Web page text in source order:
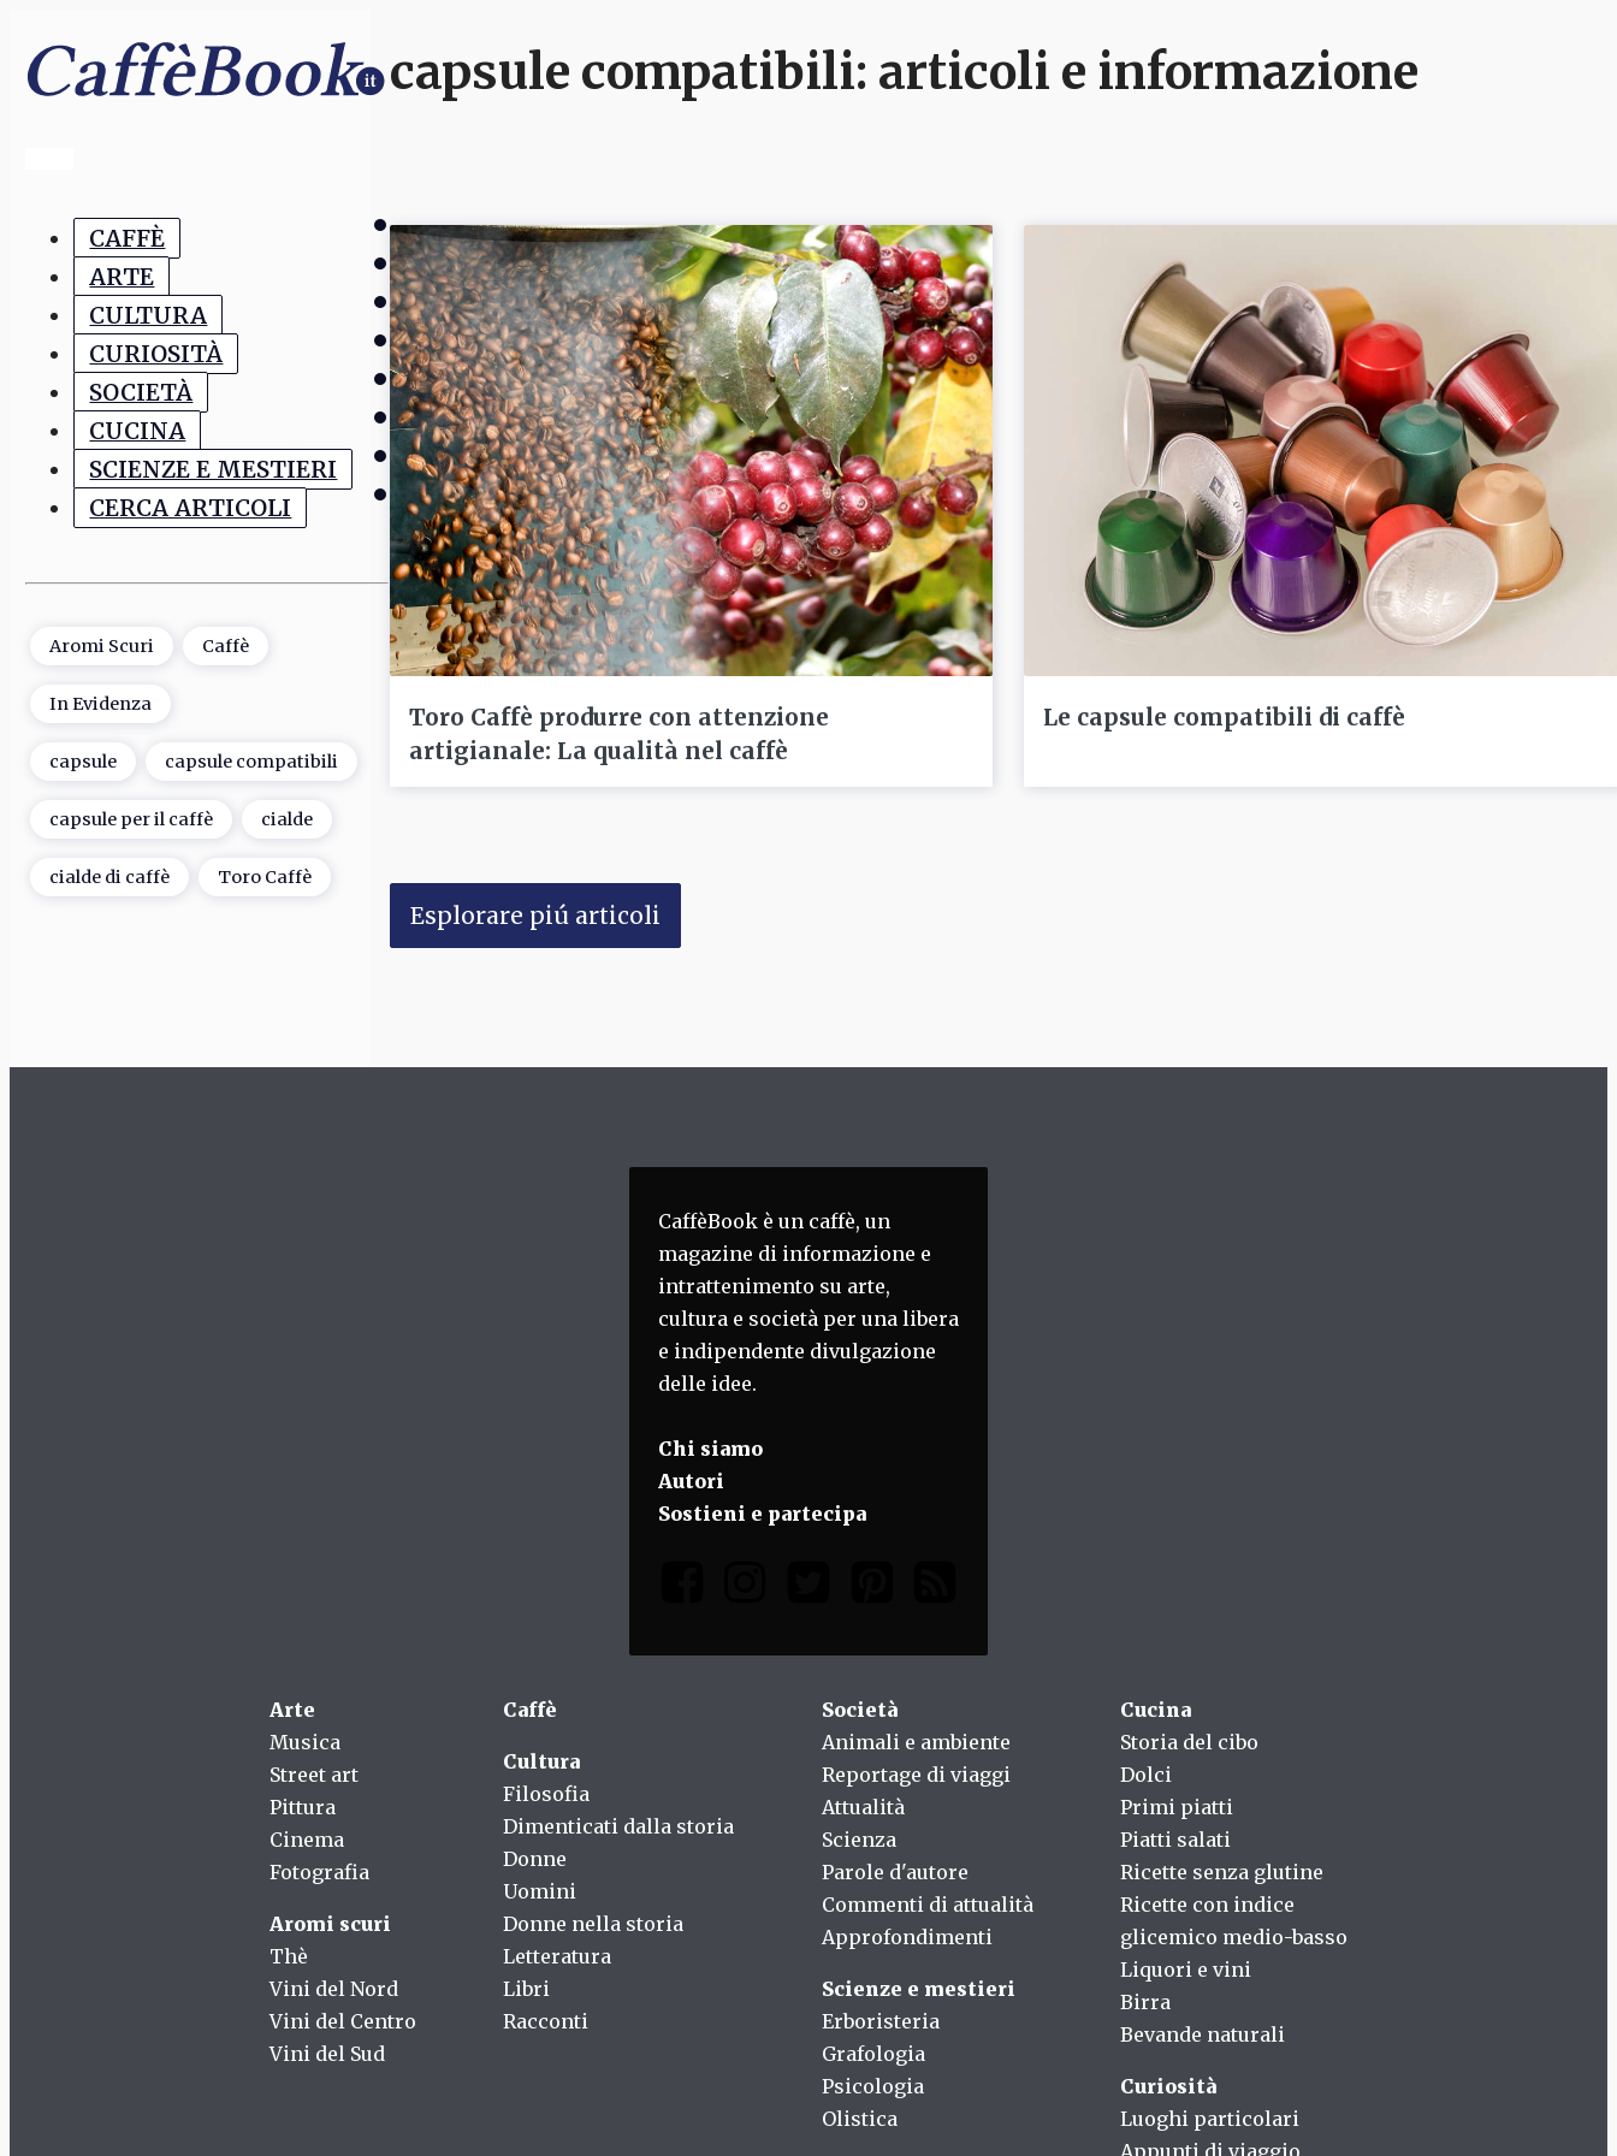
CAFFÈ
ARTE
CULTURA
CURIOSITÀ
SOCIETÀ
CUCINA
SCIENZE E MESTIERI
CERCA ARTICOLI
Aromi Scuri Caffè
In Evidenza
capsule capsule compatibili
capsule per il caffè cialde
cialde di caffè Toro Caffè
capsule compatibili: articoli e informazione
Toro Caffè produrre con attenzione
artigianale: La qualità nel caffè
Le capsule compatibili di caffè
Esplorare piú articoli
CaffèBook è un caffè, un
magazine di informazione e
intrattenimento su arte,
cultura e società per una libera
e indipendente divulgazione
delle idee.
Chi siamo
Autori
Sostieni e partecipa
Arte
Musica
Street art
Pittura
Cinema
Fotografia
Aromi scuri
Thè
Vini del Nord
Vini del Centro
Vini del Sud
Caffè
Cultura
Filosofia
Dimenticati dalla storia
Donne
Uomini
Donne nella storia
Letteratura
Libri
Racconti
Società
Animali e ambiente
Reportage di viaggi
Attualità
Scienza
Parole d'autore
Commenti di attualità
Approfondimenti
Scienze e mestieri
Erboristeria
Grafologia
Psicologia
Olistica
Cucina
Storia del cibo
Dolci
Primi piatti
Piatti salati
Ricette senza glutine
Ricette con indice
glicemico medio-basso
Liquori e vini
Birra
Bevande naturali
Curiosità
Luoghi particolari